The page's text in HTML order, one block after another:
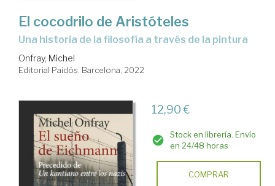
El cocodrilo de Aristóteles
una historia de la filosofía a través de la pintura
Onfray, Michel
Editorial Paidós. Barcelona, 2022
12,90 €
Stock en librería. Envío
en 24/48 horas
COMPRAR